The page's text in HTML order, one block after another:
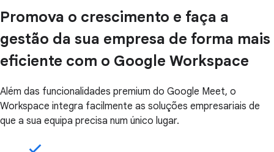
Promova o crescimento e faça a
gestão da sua empresa de forma mais
eficiente com o Google Workspace
Além das funcionalidades premium do Google Meet, o
Workspace integra facilmente as soluções empresariais de
que a sua equipa precisa num único lugar.